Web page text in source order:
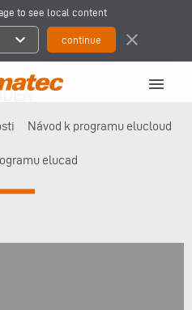
to see local content
expand_more close
menu
Návod k programu elucloud
elucad